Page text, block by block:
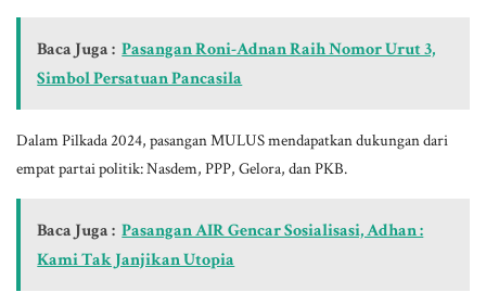
Baca Juga : Pasangan Roni-Adnan Raih Nomor Urut 3,
Simbol Persatuan Pancasila
Dalam Pilkada 2024, pasangan MULUS mendapatkan dukungan dari
empat partai politik: Nasdem, PPP, Gelora, dan PKB.
Baca Juga : Pasangan AIR Gencar Sosialisasi, Adhan :
Kami Tak Janjikan Utopia